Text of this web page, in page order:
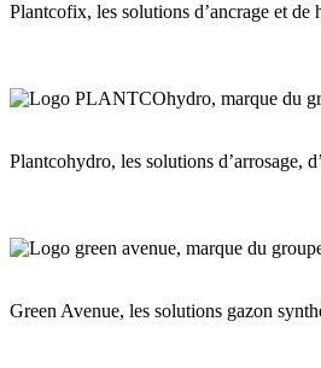
Plantcofix, les solutions d’ancrage et de
Plantcohydro, les solutions d’arrosage,
Green Avenue, les solutions gazon